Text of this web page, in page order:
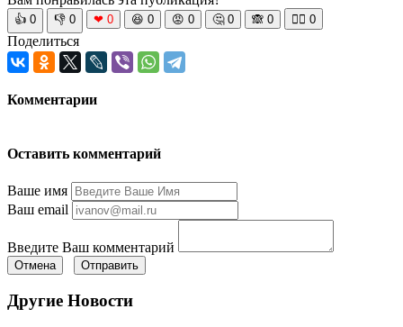
👍 0 👎 0 ❤ 0 😆 0 😡 0 🤔 0 🙈 0 🧘‍♀️ 0
Поделиться
Комментарии
Оставить комментарий
Ваше имя
Ваш email
Введите Ваш комментарий
Отмена Отправить
Другие Новости